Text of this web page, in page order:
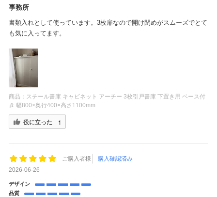
事務所
書類入れとして使っています。3枚扉なので開け閉めがスムーズでとて
も気に入ってます。
商品： スチール書庫 キャビネット アーチー 3枚引戸書庫 下置き用 ベース付
き 幅800×奥行400×高さ1100mm
役に立った 1
ご購入者様
購入確認済み
2026-06-26
デザイン
品質